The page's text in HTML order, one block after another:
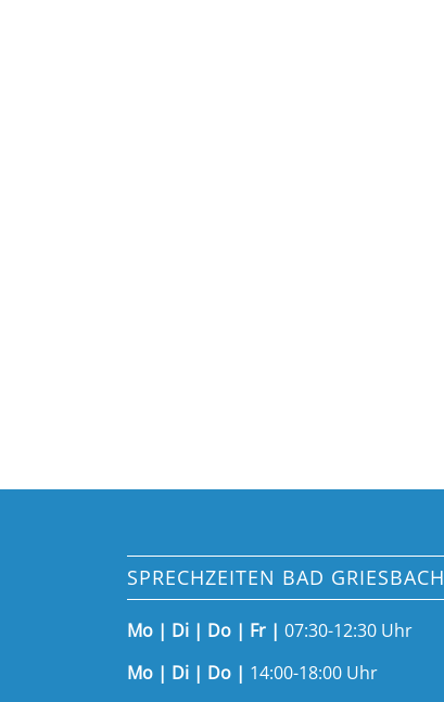
SPRECHZEITEN BAD GRIESBACH
Mo | Di | Do | Fr | 07:30-12:30 Uhr
Mo | Di | Do | 14:00-18:00 Uhr